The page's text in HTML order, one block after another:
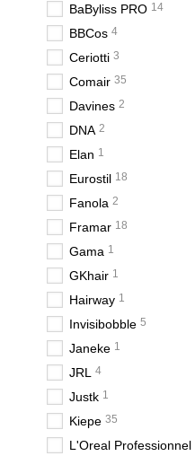
BaByliss PRO 14
BBCos 4
Ceriotti 3
Comair 35
Davines 2
DNA 2
Elan 1
Eurostil 18
Fanola 2
Framar 18
Gama 1
GKhair 1
Hairway 1
Invisibobble 5
Janeke 1
JRL 4
Justk 1
Kiepe 35
L'Oreal Professionnel